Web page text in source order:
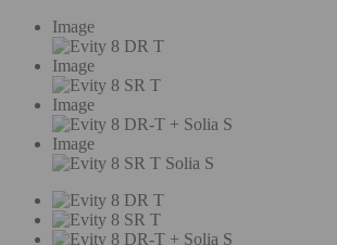
Image
Image
Image
Image